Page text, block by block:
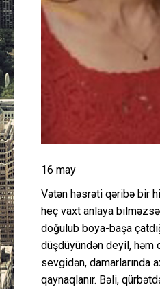
16 may
Vətən həsrəti qəribə bir
heç vaxt anlaya
doğulub boya-başa
düşdüyündən deyil, həm
sevgidən, damarlarında
qaynaqlanır. Bəli,